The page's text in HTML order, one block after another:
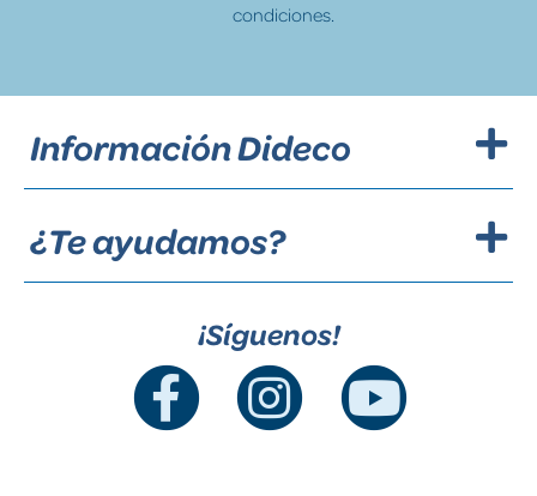
condiciones.
Información Dideco
¿Te ayudamos?
¡Síguenos!